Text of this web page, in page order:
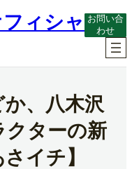
ィシャ
お問い合
わせ
、八木沢
クターの新
イチ】